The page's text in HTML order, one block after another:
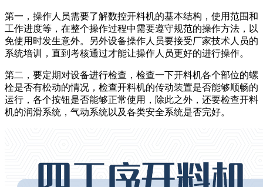
第一，操作人员需要了解数控开料机的基本结构，使用范围和
工作进度等，在整个操作过程中需要遵守规范的操作方法，以
免使用时发生意外。另外设备操作人员要接受厂家技术人员的
系统培训，直到考核通过才能让操作人员更好的进行操作。
第二，要定期对设备进行检查，检查一下开料机各个部位的螺
栓是否有松动的情况，检查开料机的传动装置是否能够顺畅的
运行，各个按钮是否能够正常使用，除此之外，还要检查开料
机的润滑系统，气动系统以及各类安全系统是否完好。